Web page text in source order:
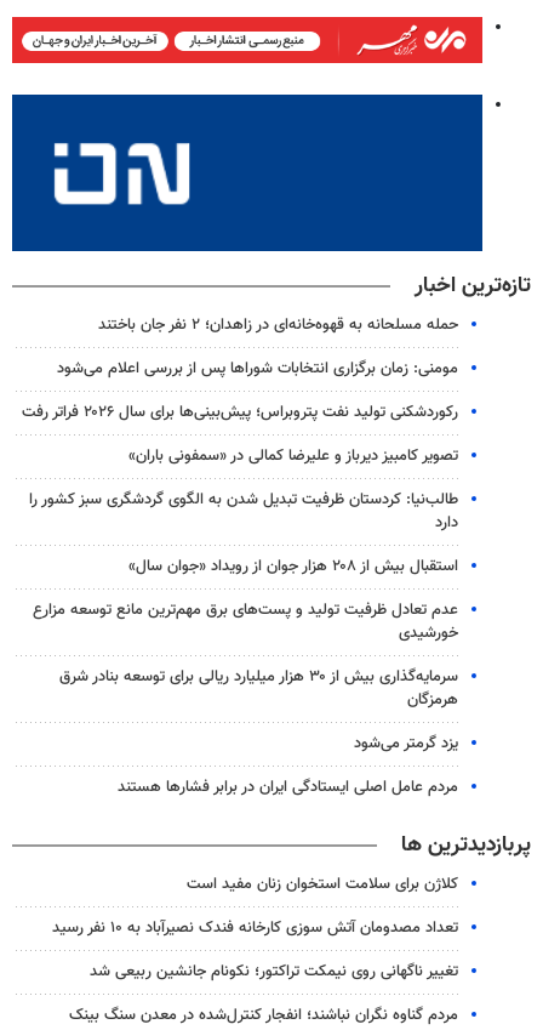
تازه‌ترین اخبار
حمله مسلحانه به قهوه‌خانه‌ای در زاهدان؛ ۲ نفر جان باختند
مومنی: زمان برگزاری انتخابات شوراها پس از بررسی اعلام می‌شود
رکوردشکنی تولید نفت پتروبراس؛ پیش‌بینی‌ها برای سال ۲۰۲۶ فراتر رفت
تصویر کامبیز دیرباز و علیرضا کمالی در «سمفونی باران»
طالب‌نیا: کردستان ظرفیت تبدیل شدن به الگوی گردشگری سبز کشور را
دارد
استقبال بیش از ۲۰۸ هزار جوان از رویداد «جوان سال»
عدم تعادل ظرفیت تولید و پست‌های برق مهم‌ترین مانع توسعه مزارع
خورشیدی
سرمایه‌گذاری بیش از ۳۰ هزار میلیارد ریالی برای توسعه بنادر شرق
هرمزگان
یزد گرمتر می‌شود
مردم عامل اصلی ایستادگی ایران در برابر فشارها هستند
پربازدیدترین ها
کلاژن برای سلامت استخوان زنان مفید است
تعداد مصدومان آتش سوزی کارخانه فندک نصیرآباد به ۱۰ نفر رسید
تغییر ناگهانی روی نیمکت تراکتور؛ نکونام جانشین ربیعی شد
مردم گناوه نگران نباشند؛ انفجار کنترل‌شده در معدن سنگ بینک